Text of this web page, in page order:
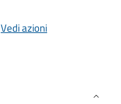
Vedi azioni